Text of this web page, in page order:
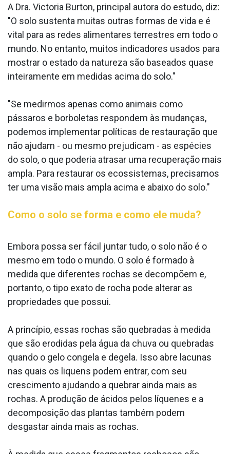
A Dra. Victoria Burton, principal autora do estudo, diz:
"O solo sustenta muitas outras formas de vida e é
vital para as redes alimentares terrestres em todo o
mundo. No entanto, muitos indicadores usados para
mostrar o estado da natureza são baseados quase
inteiramente em medidas acima do solo."
"Se medirmos apenas como animais como
pássaros e borboletas respondem às mudanças,
podemos implementar políticas de restauração que
não ajudam - ou mesmo prejudicam - as espécies
do solo, o que poderia atrasar uma recuperação mais
ampla. Para restaurar os ecossistemas, precisamos
ter uma visão mais ampla acima e abaixo do solo."
Como o solo se forma e como ele muda?
Embora possa ser fácil juntar tudo, o solo não é o
mesmo em todo o mundo. O solo é formado à
medida que diferentes rochas se decompõem e,
portanto, o tipo exato de rocha pode alterar as
propriedades que possui.
A princípio, essas rochas são quebradas à medida
que são erodidas pela água da chuva ou quebradas
quando o gelo congela e degela. Isso abre lacunas
nas quais os liquens podem entrar, com seu
crescimento ajudando a quebrar ainda mais as
rochas. A produção de ácidos pelos líquenes e a
decomposição das plantas também podem
desgastar ainda mais as rochas.